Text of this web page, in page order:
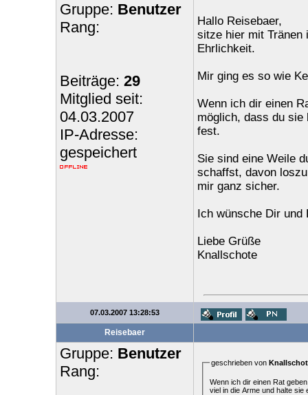
Gruppe: Benutzer
Rang:
Beiträge: 29
Mitglied seit:
04.03.2007
IP-Adresse:
gespeichert
Hallo Reisebaer,
sitze hier mit Tränen
Ehrlichkeit.
Mir ging es so wie
Wenn ich dir einen
möglich, dass du sie
fest.
Sie sind eine Weile
schaffst, davon
mir ganz sicher.
Ich wünsche Dir und
Liebe Grüße
Knallschote
07.03.2007 13:28:53
Reisebaer
Gruppe: Benutzer
Rang:
geschrieben von
Wenn ich dir einen Rat
viel in die Arme und halte